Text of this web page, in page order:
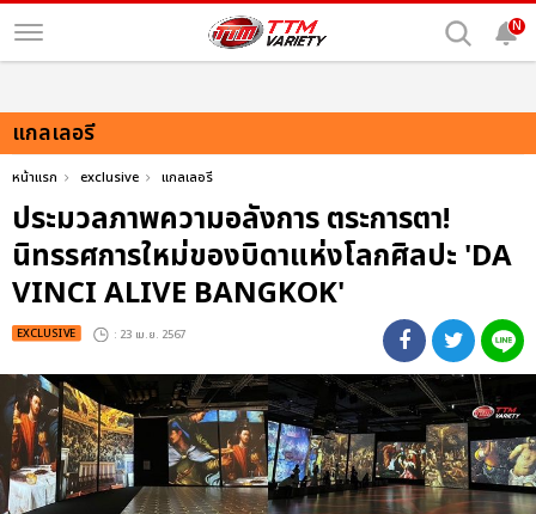
N
แกลเลอรี
หน้าแรก exclusive แกลเลอรี
ประมวลภาพความอลังการ ตระการตา!
นิทรรศการใหม่ของบิดาแห่งโลกศิลปะ 'DA
VINCI ALIVE BANGKOK'
EXCLUSIVE : 23 เม.ย. 2567